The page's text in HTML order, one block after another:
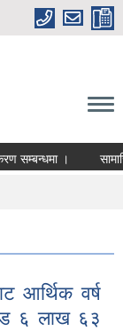
।
आर्थिक वर्ष
६ लाख ६३